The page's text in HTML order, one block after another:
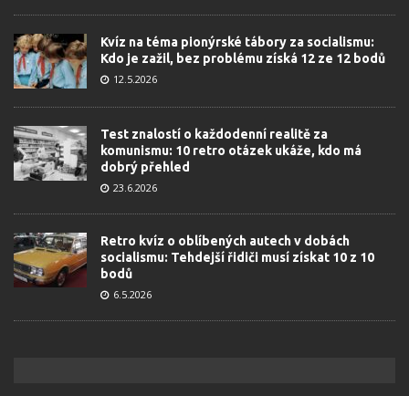
Kvíz na téma pionýrské tábory za socialismu:
Kdo je zažil, bez problému získá 12 ze 12 bodů
12.5.2026
Test znalostí o každodenní realitě za
komunismu: 10 retro otázek ukáže, kdo má
dobrý přehled
23.6.2026
Retro kvíz o oblíbených autech v dobách
socialismu: Tehdejší řidiči musí získat 10 z 10
bodů
6.5.2026